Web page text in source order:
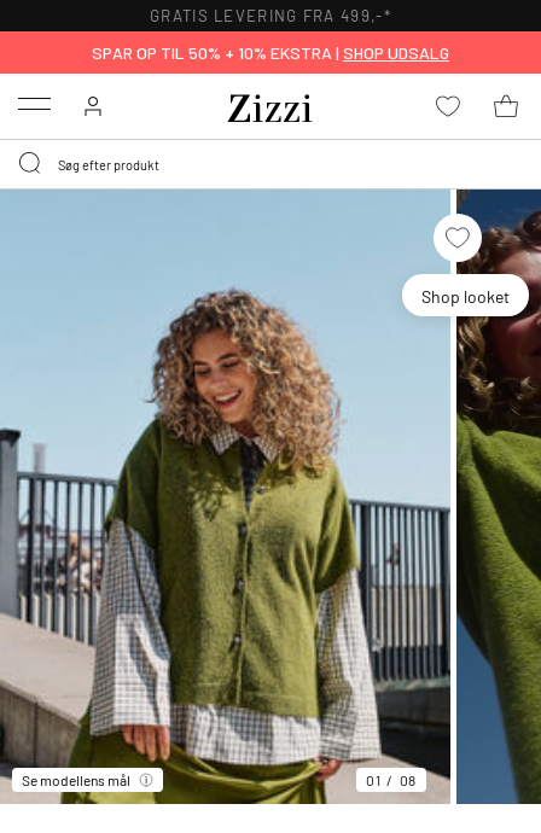
GRATIS LEVERING FRA 499,-*
SPAR OP TIL 50% + 10% EKSTRA | SHOP UDSALG
Menu
Shop looket
Se modellens mål 01 08